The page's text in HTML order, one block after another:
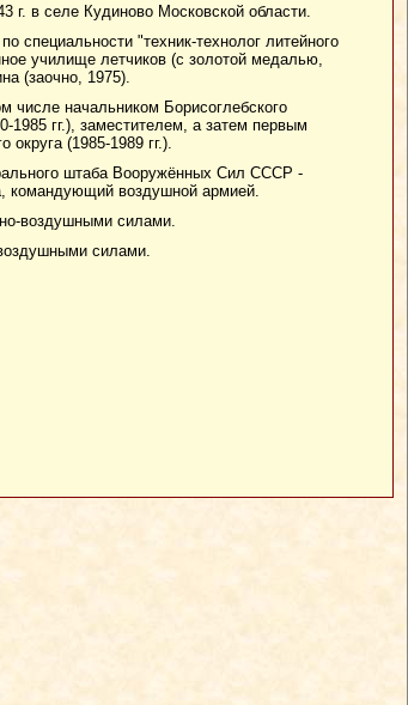
г. в селе Кудиново Московской области.
специальности "техник-технолог литейного
училище летчиков (с золотой медалью,
(заочно, 1975).
числе начальником Борисоглебского
1985 гг.), заместителем, а затем первым
(1985-1989 гг.).
штаба Вооружённых Сил СССР -
командующий воздушной армией.
воздушными силами.
силами.